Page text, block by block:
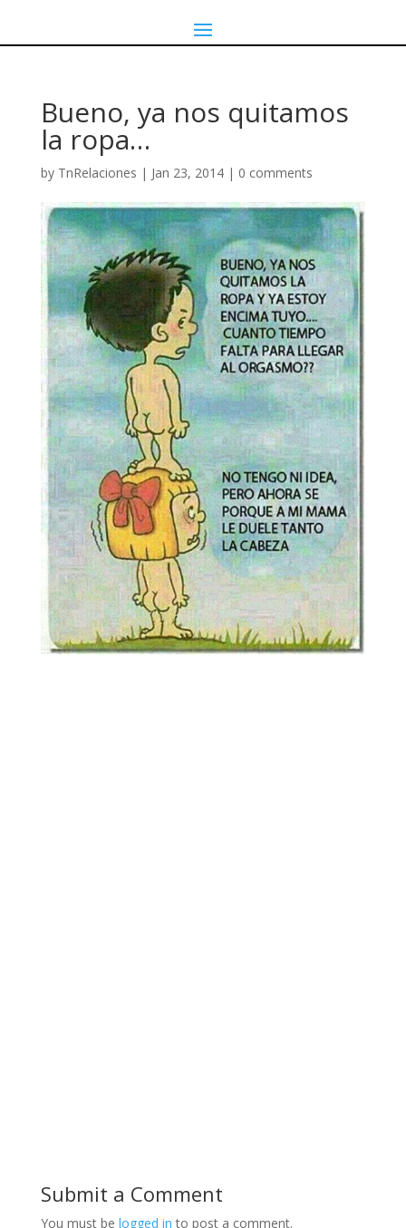
Bueno, ya nos quitamos
la ropa…
by TnRelaciones | Jan 23, 2014| 0 comments
Submit a Comment
You must be logged in to post a comment.